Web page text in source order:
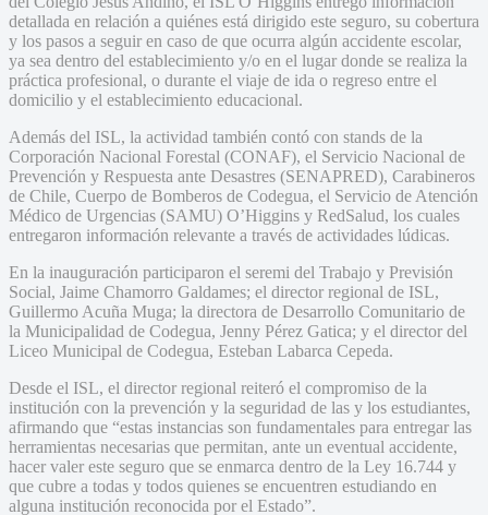
detallada en relación a quiénes está dirigido este seguro, su cobertura
y los pasos a seguir en caso de que ocurra algún accidente escolar,
ya sea dentro del establecimiento y/o en el lugar donde se realiza la
práctica profesional, o durante el viaje de ida o regreso entre el
domicilio y el establecimiento educacional.
Además del ISL, la actividad también contó con stands de la
Corporación Nacional Forestal (CONAF), el Servicio Nacional de
Prevención y Respuesta ante Desastres (SENAPRED), Carabineros
de Chile, Cuerpo de Bomberos de Codegua, el Servicio de Atención
Médico de Urgencias (SAMU) O’Higgins y RedSalud, los cuales
entregaron información relevante a través de actividades lúdicas.
En la inauguración participaron el seremi del Trabajo y Previsión
Social, Jaime Chamorro Galdames; el director regional de ISL,
Guillermo Acuña Muga; la directora de Desarrollo Comunitario de
la Municipalidad de Codegua, Jenny Pérez Gatica; y el director del
Liceo Municipal de Codegua, Esteban Labarca Cepeda.
Desde el ISL, el director regional reiteró el compromiso de la
institución con la prevención y la seguridad de las y los estudiantes,
afirmando que “estas instancias son fundamentales para entregar las
herramientas necesarias que permitan, ante un eventual accidente,
hacer valer este seguro que se enmarca dentro de la Ley 16.744 y
que cubre a todas y todos quienes se encuentren estudiando en
alguna institución reconocida por el Estado”.